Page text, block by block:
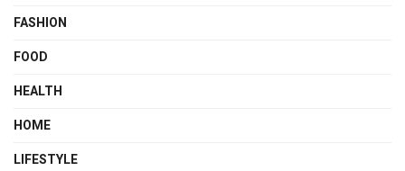
FASHION
FOOD
HEALTH
HOME
LIFESTYLE